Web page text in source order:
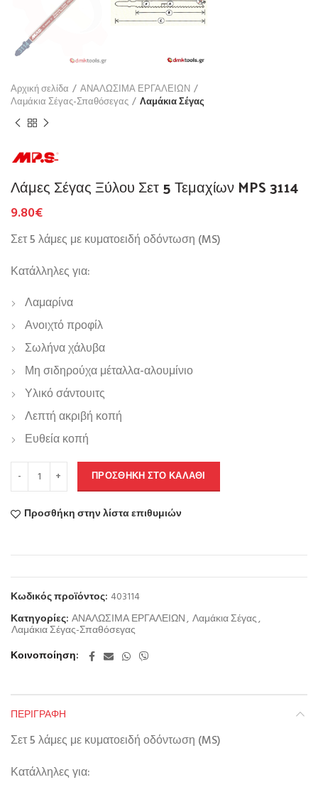
Αρχική σελίδα
ΑΝΑΛΩΣΙΜΑ ΕΡΓΑΛΕΙΩΝ
Λαμάκια Σέγας-Σπαθόσεγας
Λαμάκια Σέγας
Λάμες Σέγας Ξύλου Σετ 5 Τεμαχίων MPS 3114
9.80€
Σετ 5 λάμες με κυματοειδή οδόντωση (MS)
Κατάλληλες για:
Λαμαρίνα
Ανοιχτό προφίλ
Σωλήνα χάλυβα
Μη σιδηρούχα μέταλλα-αλουμίνιο
Υλικό σάντουιτς
Λεπτή ακριβή κοπή
Ευθεία κοπή
ΠΡΟΣΘΉΚΗ ΣΤΟ ΚΑΛΆΘΙ
Προσθήκη στην λίστα επιθυμιών
Κωδικός προϊόντος: 403114
Κατηγορίες: ΑΝΑΛΩΣΙΜΑ ΕΡΓΑΛΕΙΩΝ, Λαμάκια Σέγας,
Λαμάκια Σέγας-Σπαθόσεγας
Κοινοποίηση
ΠΕΡΙΓΡΑΦΉ
Σετ 5 λάμες με κυματοειδή οδόντωση (MS)
Κατάλληλες για: